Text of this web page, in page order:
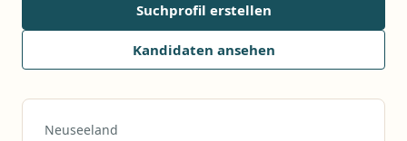
Suchprofil erstellen
Kandidaten ansehen
Neuseeland